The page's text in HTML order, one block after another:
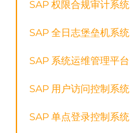
SAP 权限合规审计系统
SAP 全日志堡垒机系统
SAP 系统运维管理平台
SAP 用户访问控制系统
SAP 单点登录控制系统